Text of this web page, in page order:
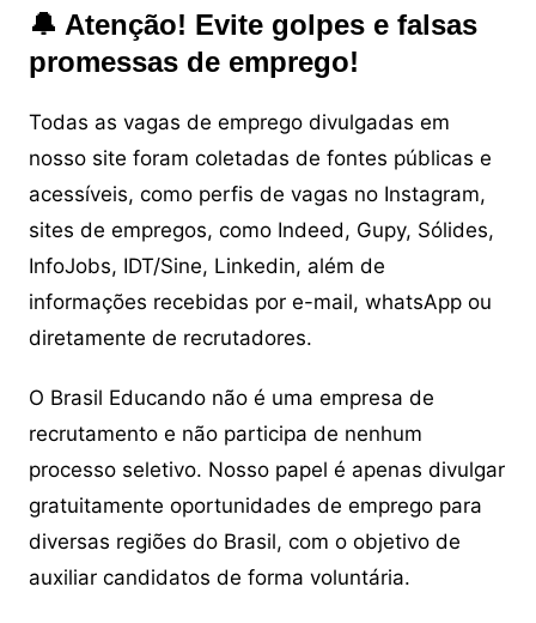
🔔 Atenção! Evite golpes e falsas
promessas de emprego!
Todas as vagas de emprego divulgadas em
nosso site foram coletadas de fontes públicas e
acessíveis, como perfis de vagas no Instagram,
sites de empregos, como Indeed, Gupy, Sólides,
InfoJobs, IDT/Sine, Linkedin, além de
informações recebidas por e-mail, whatsApp ou
diretamente de recrutadores.
O Brasil Educando não é uma empresa de
recrutamento e não participa de nenhum
processo seletivo. Nosso papel é apenas divulgar
gratuitamente oportunidades de emprego para
diversas regiões do Brasil, com o objetivo de
auxiliar candidatos de forma voluntária.